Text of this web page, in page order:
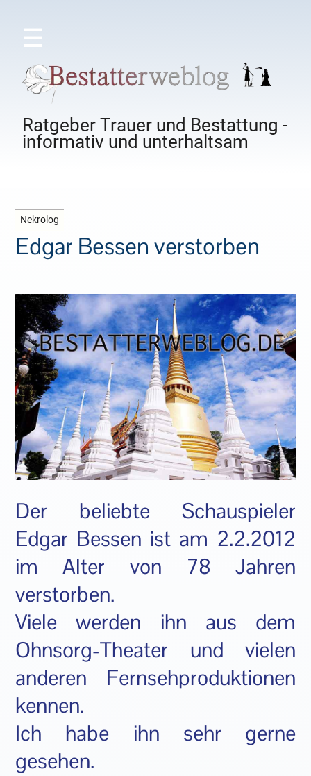
☰
Ratgeber Trauer und Bestattung -
informativ und unterhaltsam
Nekrolog
Edgar Bessen verstorben
Der beliebte Schauspieler
Edgar Bessen ist am 2.2.2012
im Alter von 78 Jahren
verstorben.
Viele werden ihn aus dem
Ohnsorg-Theater und vielen
anderen Fernsehproduktionen
kennen.
Ich habe ihn sehr gerne
gesehen.